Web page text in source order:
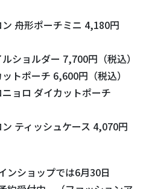
舟形ポーチミニ 4,180円
ショルダー 7,700円（税込）
トポーチ 6,600円（税込）
ョロ ダイカットポーチ
ティッシュケース 4,070円
ンショップでは6月30日